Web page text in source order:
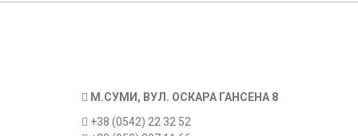
М.СУМИ, ВУЛ. ОСКАРА ГАНСЕНА 8
+38 (0542) 22 32 52